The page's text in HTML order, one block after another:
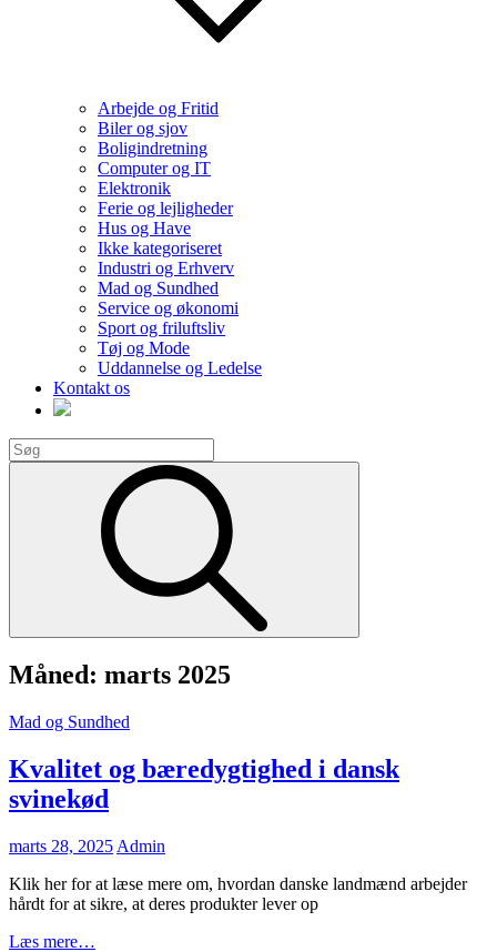
Arbejde og Fritid
Biler og sjov
Boligindretning
Computer og IT
Elektronik
Ferie og lejligheder
Hus og Have
Ikke kategoriseret
Industri og Erhverv
Mad og Sundhed
Service og økonomi
Sport og friluftsliv
Tøj og Mode
Uddannelse og Ledelse
Kontakt os
Search
for:
Måned: marts 2025
Cat
Mad og Sundhed
Kvalitet og bæredygtighed i dansk
svinekød
Posted
marts 28, 2025 Admin
Klik her for at læse mere om, hvordan danske landmænd arbejder
hårdt for at sikre, at deres produkter lever op
Læs mere…